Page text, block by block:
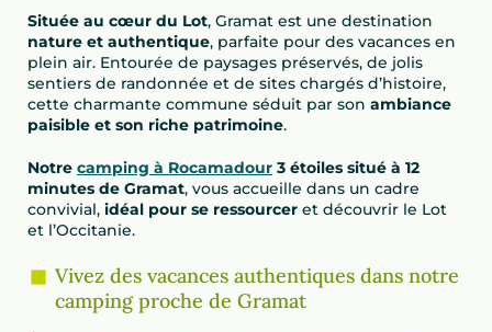
Située au cœur du Lot, Gramat est une destination
nature et authentique, parfaite pour des vacances en
plein air. Entourée de paysages préservés, de jolis
sentiers de randonnée et de sites chargés d’histoire,
cette charmante commune séduit par son ambiance
paisible et son riche patrimoine.
Notre camping à Rocamadour 3 étoiles situé à 12
minutes de Gramat, vous accueille dans un cadre
convivial, idéal pour se ressourcer et découvrir le Lot
et l’Occitanie.
Vivez des vacances authentiques dans notre
camping proche de Gramat